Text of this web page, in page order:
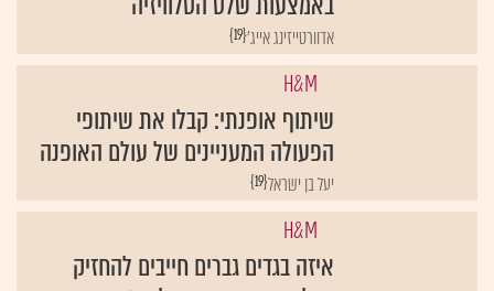
{19}אדוורטייזינג אייג'
H&M
שיתוף אופנתי: קבלו את שיתופי
הפעולה המעניינים של עולם האופנה
{19}יעל בן ישראל
H&M
איזה בגדים גברים חייבים להחזיק